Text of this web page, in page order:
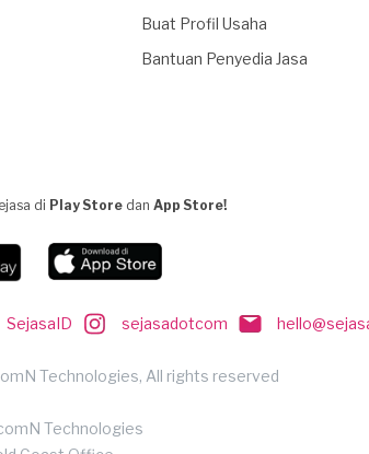
Buat Profil Usaha
Bantuan Penyedia Jasa
di Play Store dan App Store!
SejasaID sejasadotcom
Technologies, All rights reserved
Technologies